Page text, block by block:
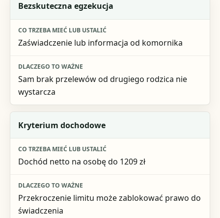
Bezskuteczna egzekucja
Zaświadczenie lub informacja od komornika
Sam brak przelewów od drugiego rodzica nie
wystarcza
Kryterium dochodowe
Dochód netto na osobę do 1209 zł
Przekroczenie limitu może zablokować prawo do
świadczenia